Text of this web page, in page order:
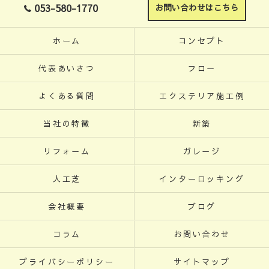
053-580-1770 お問い合わせはこちら
ホーム コンセプト
代表あいさつ フロー
よくある質問 エクステリア施工例
当社の特徴 新築
リフォーム ガレージ
人工芝 インターロッキング
会社概要 ブログ
コラム お問い合わせ
プライバシーポリシー サイトマップ